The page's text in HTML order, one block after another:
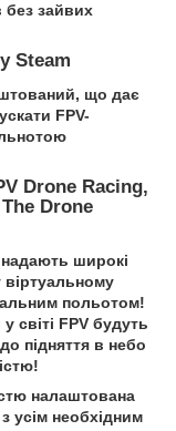
без зайвих
Steam
що дає
FPV-
Drone Racing,
Drone
надають широкі
віртуальному
польотом!
світі FPV будуть
підняття в небо
налаштована
усім необхідним